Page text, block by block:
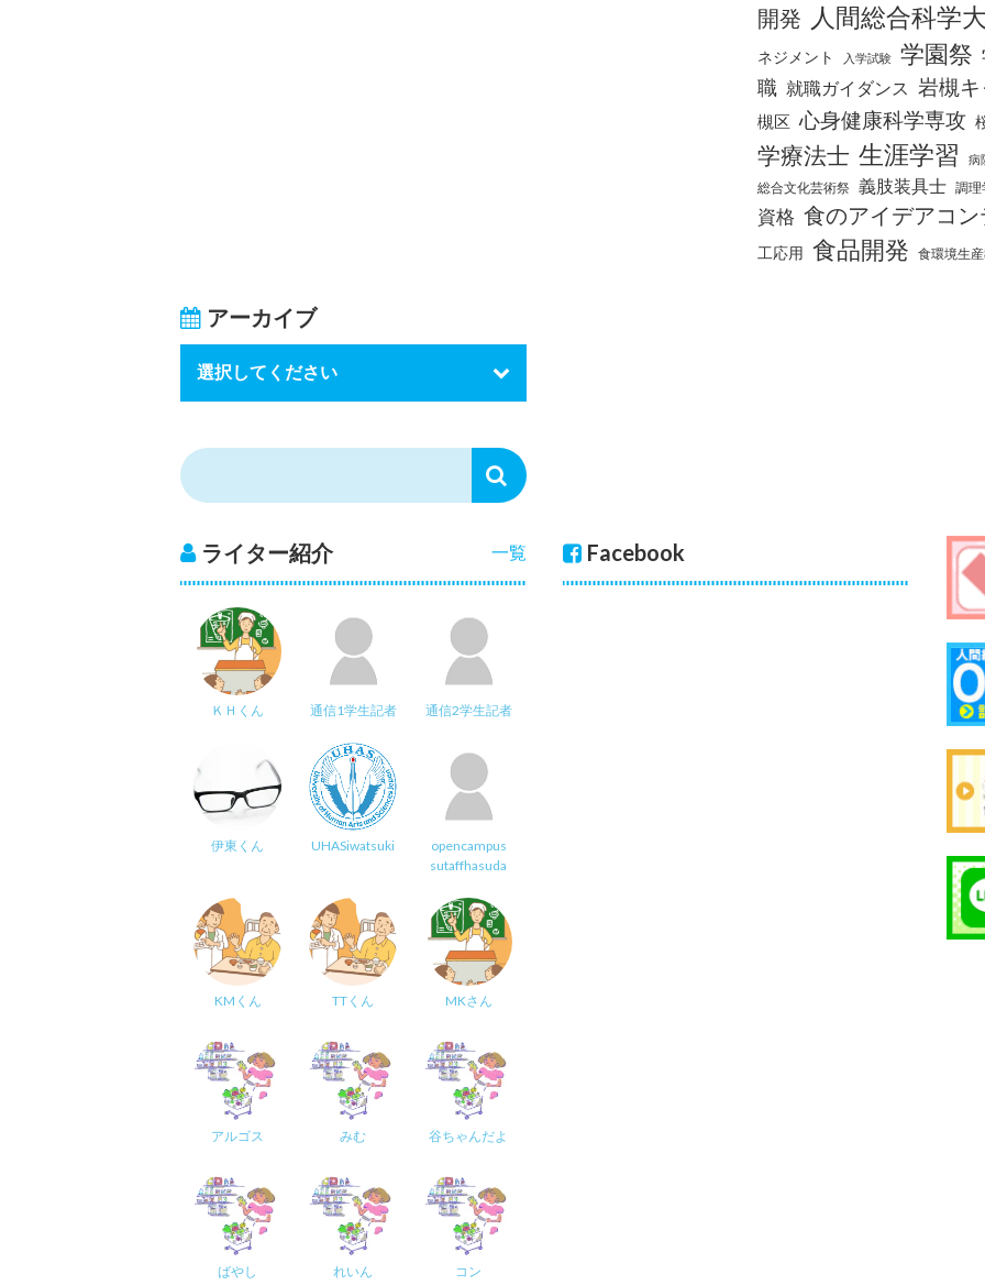
開発 人間総合科学
ネジメント
入学試験 学園祭
職 就職ガイダンス 岩槻キ
槻区 心身健康科学専攻
学療法士 生涯学習 病
総合文化芸術祭 義肢装具士 調理
資格 食のアイデアコン
工応用 食品開発 食環境生
アーカイブ
一覧
ライター紹介
ＫＨくん 通信1学生記者 通信2学生記者
伊東くん UHASiwatsuki
opencampus
sutaffhasuda
KMくん TTくん MKさん
アルゴス みむ 谷ちゃんだよ
ばやし れいん コン
Facebook